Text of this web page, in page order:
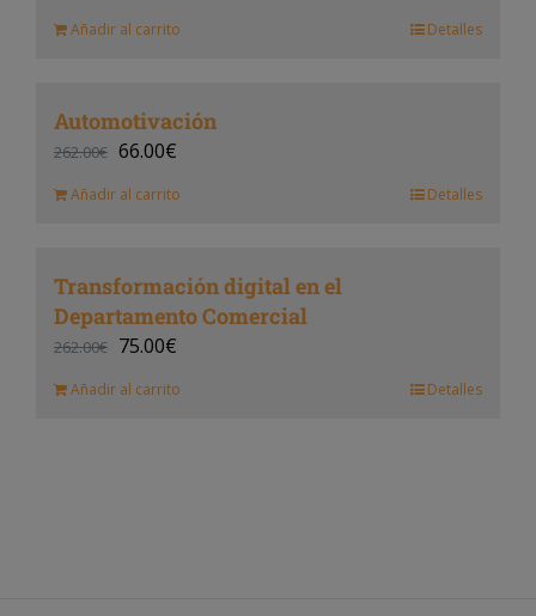
Añadir al carrito Detalles
Automotivación
262.00€ 66.00€
Añadir al carrito Detalles
Transformación digital en el
Departamento Comercial
262.00€ 75.00€
Añadir al carrito Detalles